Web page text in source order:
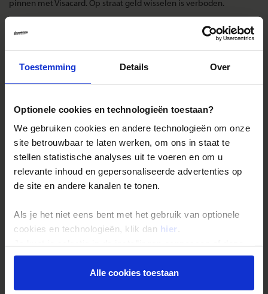
Toestemming Details Over
Optionele cookies en technologieën toestaan?
We gebruiken cookies en andere technologieën om onze
site betrouwbaar te laten werken, om ons in staat te
stellen statistische analyses uit te voeren en om u
relevante inhoud en gepersonaliseerde advertenties op
de site en andere kanalen te tonen.
Als je het niet eens bent met het gebruik van optionele
cookies en technologieën, klik dan hier .
onder aan de pagina op elk gewenst moment voor de
toekomst wijzigen.Alle cookies toestaan
pinnen met Visacard. Op straat geld wisselen is verboden.
Landinformatie Cuba
De belangrijkste info op een rij
Bestemmingen
Duurzaam reizen
Reis- en annuleringsvoorwaarden
Inloggen op mijn.Shoestring
Reisthema's